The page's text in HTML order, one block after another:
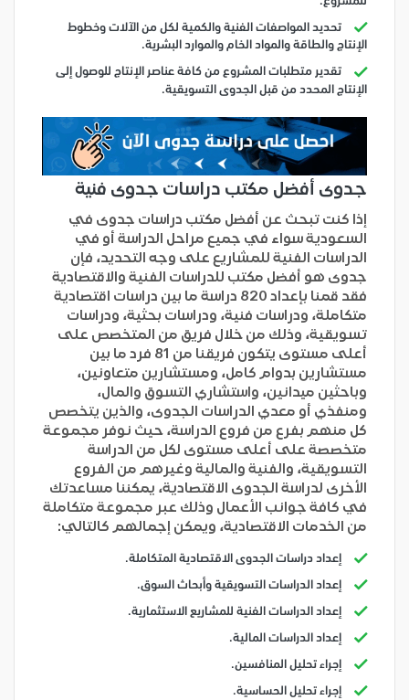
تحديد المواصفات الفنية والكمية لكل من الآلات وخطوط
الإنتاج والطاقة والمواد الخام والموارد البشرية.
تقدير متطلبات المشروع من كافة عناصر الإنتاج للوصول إلى
الإنتاج المحدد من قبل الجدوى التسويقية.
جدوى أفضل مكتب دراسات جدوى فنية
إذا كنت تبحث عن أفضل مكتب دراسات جدوى في
السعودية سواء في جميع مراحل الدراسة أو في
الدراسات الفنية للمشاريع على وجه التحديد، فإن
جدوى هو أفضل مكتب للدراسات الفنية والاقتصادية
فقد قمنا بإعداد 820 دراسة ما بين دراسات اقتصادية
متكاملة، ودراسات فنية، ودراسات بحثية، ودراسات
تسويقية، وذلك من خلال فريق من المتخصص على
أعلى مستوى يتكون فريقنا من 81 فرد ما بين
مستشارين بدوام كامل، ومستشارين متعاونين،
وباحثين ميدانين، واستشاري التسوق والمال،
ومنفذي أو معدي الدراسات الجدوى، والذين يتخصص
كل منهم بفرع من فروع الدراسة، حيث نوفر مجموعة
متخصصة على أعلى مستوى لكل من الدراسة
التسويقية، والفنية والمالية وغيرهم من الفروع
الأخرى لدراسة الجدوى الاقتصادية، يمكننا مساعدتك
في كافة جوانب الأعمال وذلك عبر مجموعة متكاملة
من الخدمات الاقتصادية، ويمكن إجمالهم كالتالي:
إعداد دراسات الجدوى الاقتصادية المتكاملة.
إعداد الدراسات التسويقية وأبحاث السوق.
إعداد الدراسات الفنية للمشاريع الاستثمارية.
إعداد الدراسات المالية.
إجراء تحليل المنافسين.
إجراء تحليل الحساسية.